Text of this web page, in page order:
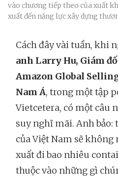
vào chương tiếp theo của xuất
xuất đến năng lực xây dựng
Cách đây vài tuần, khi
anh Larry Hu, Giám
Amazon Global
Nam Á, trong một tập
Vietcetera, có một câu
suy nghĩ mãi. Anh bảo:
của Việt Nam sẽ không
xuất đi bao nhiêu
thuộc vào những gì